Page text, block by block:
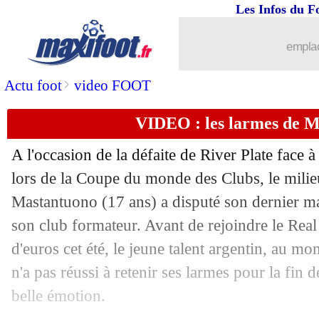
Actu foot> video FOOT
Les Infos du
VIDEO : les larmes de
A l'occasion de la défaite de River Plate face
lors de la Coupe du monde des Clubs, le
Mastantuono (17 ans) a disputé son dernier
son club formateur. Avant de rejoindre le
d'euros cet été, le jeune talent argentin, au
n'a pas réussi à retenir ses larmes pour la fin
belle émotion.
: Ederson - "mon avenir
26/06 OM: Greenwood jugé intouchable !
26/06 Real: Lunin a pris sa décision
: malgré l'OM, Igamane dit
26/06 PSG: Mbappé dépose une nouvelle
26/06 Arsenal: Lewis-Skelly verrouillé
26/06 Liverpool : Kerkez, c'est fait (officiel)
26/06 : la pique cachée d'Aulas à